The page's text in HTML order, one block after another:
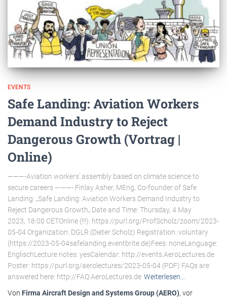
EVENTS
Safe Landing: Aviation Workers
Demand Industry to Reject
Dangerous Growth (Vortrag |
Online)
———-Aviation workers’ assembly based on climate science to
secure careers ———- Finlay Asher, MEng, Co-founder of Safe
Landing: „Safe Landing: Aviation Workers Demand Industry to
Reject Dangerous Growth„ Date and Time: Thursday, 4 May
2023, 18:00 CETOnline (!!!): https://purl.org/ProfScholz/zoom/2023-
05-04 Organization: DGLR (Dieter Scholz) Registration: voluntary
(https://2023-05-04safelanding.eventbrite.de)Fees: noneLanguage:
EnglischLecture notes: yesCalendar: http://events.AeroLectures.de
Poster: https://purl.org/aerolectures/2023-05-04 (PDF) FAQs are
answered here: http://FAQ.AeroLectures.de Weiterlesen…
Von Firma Aircraft Design and Systems Group (AERO), vor